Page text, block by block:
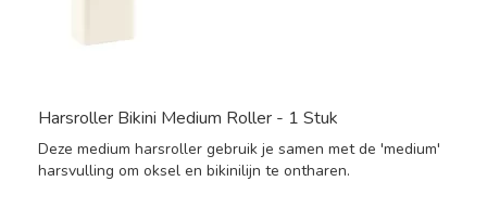
Harsroller Bikini Medium Roller - 1 Stuk
Deze medium harsroller gebruik je samen met de 'medium'
harsvulling om oksel en bikinilijn te ontharen.